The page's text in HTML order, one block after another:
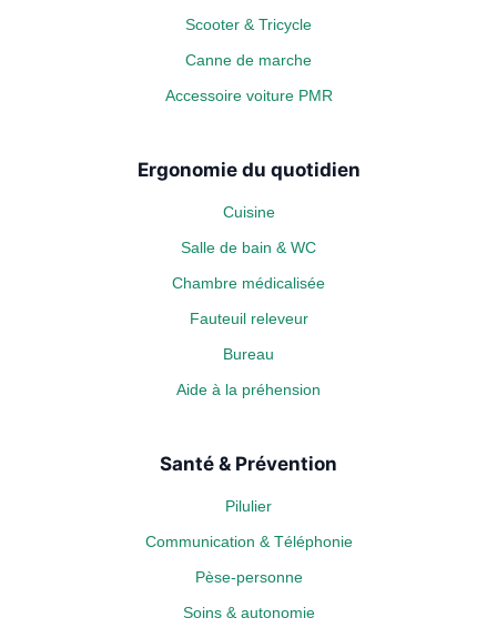
Scooter & Tricycle
Canne de marche
Accessoire voiture PMR
Ergonomie du quotidien
Cuisine
Salle de bain & WC
Chambre médicalisée
Fauteuil releveur
Bureau
Aide à la préhension
Santé & Prévention
Pilulier
Communication & Téléphonie
Pèse-personne
Soins & autonomie